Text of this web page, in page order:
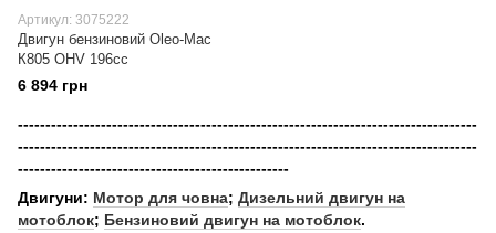
Артикул: 3075222
Двигун бензиновий Oleo-Mac
К805 OHV 196сс
6 894 грн
-----------------------------------------------------------------------------------
-----------------------------------------------------------------------------------
-------------------------------------------------
Двигуни: Мотор для човна; Дизельний двигун на
мотоблок; Бензиновий двигун на мотоблок.